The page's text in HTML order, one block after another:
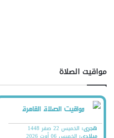
مواقيت الصلاة